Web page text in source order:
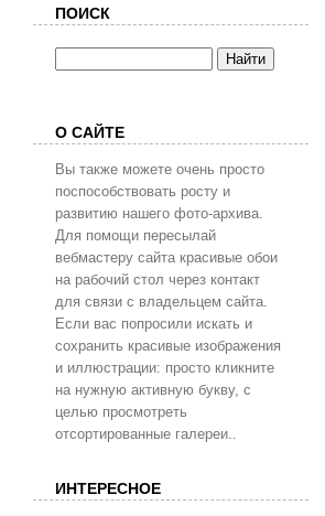
ПОИСК
О САЙТЕ
Вы также можете очень просто
поспособствовать росту и
развитию нашего фото-архива.
Для помощи пересылай
вебмастеру сайта красивые обои
на рабочий стол через контакт
для связи с владельцем сайта.
Если вас попросили искать и
сохранить красивые изображения
и иллюстрации: просто кликните
на нужную активную букву, с
целью просмотреть
отсортированные галереи..
ИНТЕРЕСНОЕ